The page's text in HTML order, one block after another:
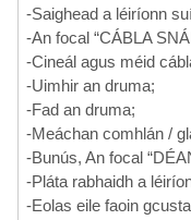
-Saighead a léiríonn
-An focal “CÁBLA
-Cineál agus méid
-Uimhir an druma;
-Fad an druma;
-Meáchan comhlán /
-Bunús, An focal
-Pláta rabhaidh a
-Eolas eile faoin